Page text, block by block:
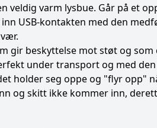
veldig varm lysbue. Går på et
USB-kontakten med den
gir beskyttelse mot støt og
under transport og med
holder seg oppe og "flyr opp"
og skitt ikke kommer inn,